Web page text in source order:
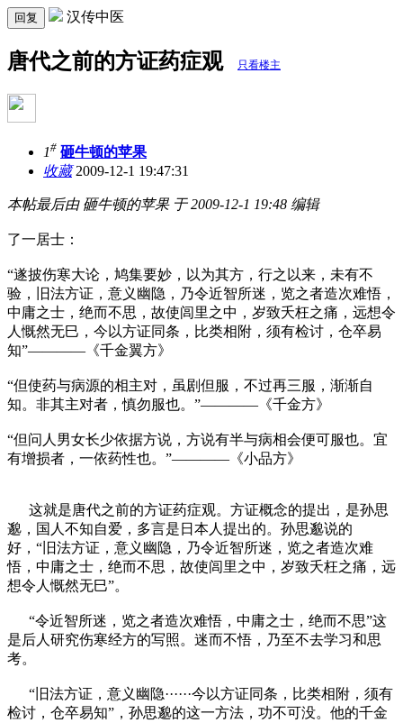
回复 汉传中医
唐代之前的方证药症观 只看楼主
1# 砸牛顿的苹果
收藏2009-12-1 19:47:31
本帖最后由 砸牛顿的苹果 于 2009-12-1 19:48 编辑
了一居士：
“遂披伤寒大论，鸠集要妙，以为其方，行之以来，未有不
验，旧法方证，意义幽隐，乃令近智所迷，览之者造次难悟，
中庸之士，绝而不思，故使闾里之中，岁致夭枉之痛，远想令
人慨然无巳，今以方证同条，比类相附，须有检讨，仓卒易
知”————《千金翼方》
“但使药与病源的相主对，虽剧但服，不过再三服，渐渐自
知。非其主对者，慎勿服也。”————《千金方》
“但问人男女长少依据方说，方说有半与病相会便可服也。宜
有增损者，一依药性也。”————《小品方》
这就是唐代之前的方证药症观。方证概念的提出，是孙思
邈，国人不知自爱，多言是日本人提出的。孙思邈说的
好，“旧法方证，意义幽隐，乃令近智所迷，览之者造次难
悟，中庸之士，绝而不思，故使闾里之中，岁致夭枉之痛，远
想令人慨然无巳”。
“令近智所迷，览之者造次难悟，中庸之士，绝而不思”这
是后人研究伤寒经方的写照。迷而不悟，乃至不去学习和思
考。
“旧法方证，意义幽隐······今以方证同条，比类相附，须有
检讨，仓卒易知”，孙思邈的这一方法，功不可没。他的千金